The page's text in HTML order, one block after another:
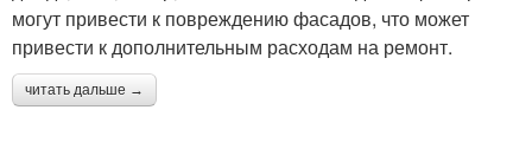
могут привести к повреждению фасадов, что может
привести к дополнительным расходам на ремонт.
читать дальше →